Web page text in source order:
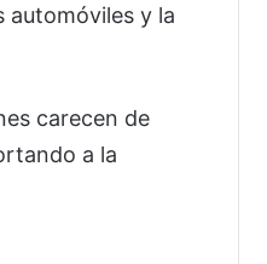
automóviles y la
carecen de
a la